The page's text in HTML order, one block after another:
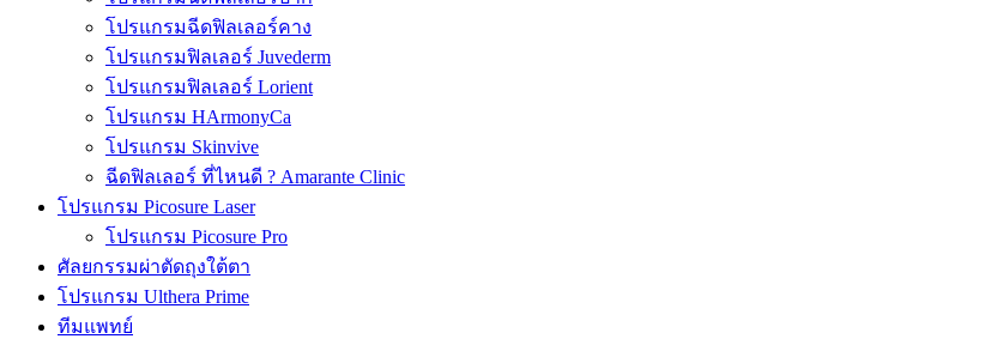
โปรแกรมฉีดฟิลเลอร์คาง
โปรแกรมฟิลเลอร์ Juvederm
โปรแกรมฟิลเลอร์ Lorient
โปรแกรม HArmonyCa
โปรแกรม Skinvive
ฉีดฟิลเลอร์ ที่ไหนดี ? Amarante Clinic
โปรแกรม Picosure Laser
โปรแกรม Picosure Pro
ศัลยกรรมผ่าตัดถุงใต้ตา
โปรแกรม Ulthera Prime
ทีมแพทย์